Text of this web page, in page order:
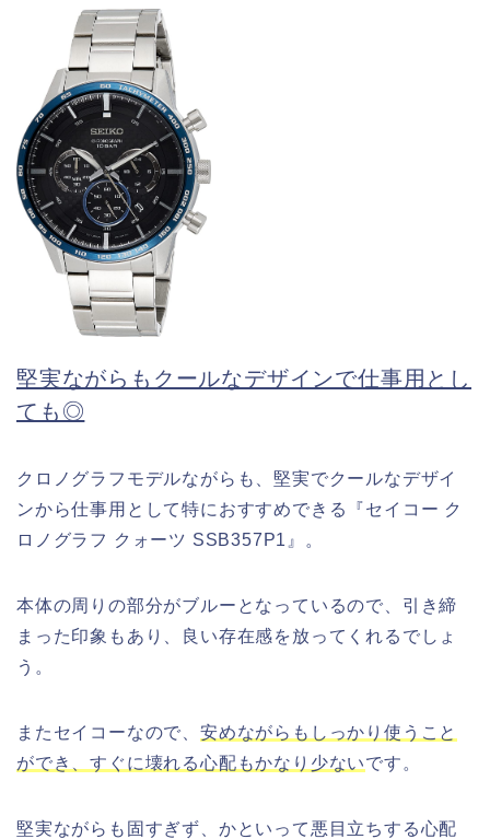
堅実ながらもクールなデザインで仕事用とし
ても◎
クロノグラフモデルながらも、堅実でクールなデザイ
ンから仕事用として特におすすめできる『セイコー ク
ロノグラフ クォーツ SSB357P1』。
本体の周りの部分がブルーとなっているので、引き締
まった印象もあり、良い存在感を放ってくれるでしょ
う。
またセイコーなので、安めながらもしっかり使うこと
ができ、すぐに壊れる心配もかなり少ないです。
堅実ながらも固すぎず、かといって悪目立ちする心配